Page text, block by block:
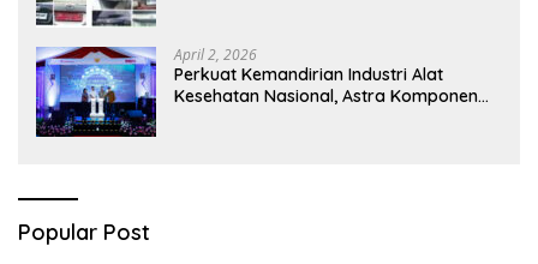
April 2, 2026
Perkuat Kemandirian Industri Alat
Kesehatan Nasional, Astra Komponen
Popular Post